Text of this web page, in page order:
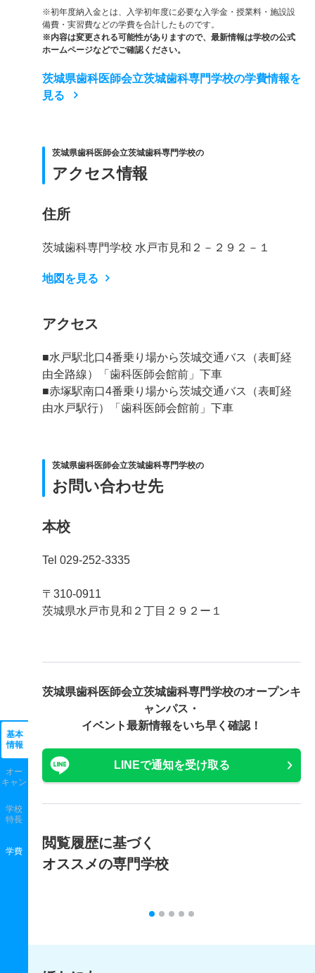
基本
情報
オー
キャン
学校
特長
学費
※初年度納入金とは、入学初年度に必要な入学金・授業料・施設設
備費・実習費などの学費を合計したものです。
※内容は変更される可能性がありますので、最新情報は学校の公式
ホームページなどでご確認ください。
茨城県歯科医師会立茨城歯科専門学校の学費情報を
見る
茨城県歯科医師会立茨城歯科専門学校の
アクセス情報
住所
茨城歯科専門学校 水戸市見和２－２９２－１
地図を見る
アクセス
■水戸駅北口4番乗り場から茨城交通バス（表町経
由全路線）「歯科医師会館前」下車
■赤塚駅南口4番乗り場から茨城交通バス（表町経
由水戸駅行）「歯科医師会館前」下車
茨城県歯科医師会立茨城歯科専門学校の
お問い合わせ先
本校
Tel 029-252-3335
〒310-0911
茨城県水戸市見和２丁目２９２ー１
茨城県歯科医師会立茨城歯科専門学校のオープンキ
ャンパス・
イベント最新情報をいち早く確認！
LINEで通知を受け取る
閲覧履歴に基づく
オススメの専門学校